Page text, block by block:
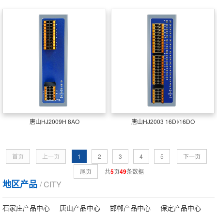
唐山HJ2009H 8AO 唐山HJ2003 16DI/16DO
首页 上一页 1 2 3 4 5
下一页
尾页
共5页49条数据
地区产品 / CITY
石家庄产品中心 唐山产品中心 邯郸产品中心
保定产品中心